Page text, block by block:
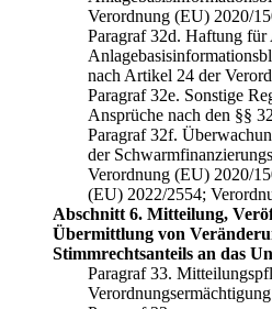
Verordnung (EU) 2020/
Paragraf 32d. Haftung für
nach Artikel 24 der
Paragraf 32e. Sonstige
Ansprüche nach den §§
Paragraf 32f.
der
Verordnung (EU) 2020/
(EU) 2022/2554;
Abschnitt 6. Mitteilung,
Übermittlung von
Stimmrechtsanteils an das
Paragraf 33.
Verordnungsermächtigung